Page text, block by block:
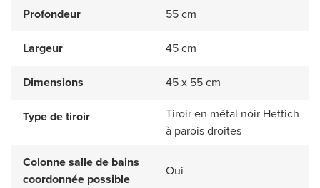
Profondeur
55 cm
Largeur 45 cm
Dimensions 45 x 55 cm
Type de tiroir
Tiroir en métal noir Hettich
à parois droites
Colonne salle de bains
coordonnée possible
Oui